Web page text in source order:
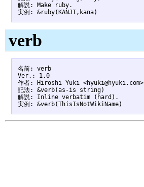
解説: Make ruby.
verb
名前: verb
Ver.: 1.0
作者: Hiroshi Yuki <hyuki@hyuki.com>
記法: &verb(as-is string)
解説: Inline verbatim (hard).